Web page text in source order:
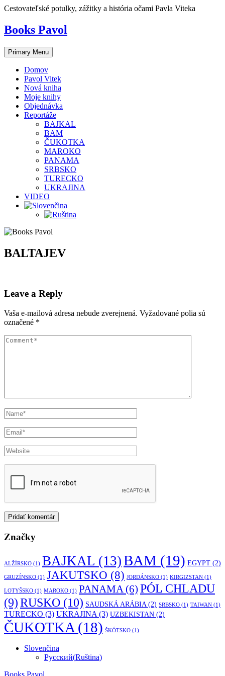
Skip
content
Cestovateľské potulky, zážitky a história očami Pavla Viteka
Books Pavol
Primary Menu
Domov
Pavol Vitek
Nová kniha
Moje knihy
Objednávka
Reportáže
BAJKAL
BAM
ČUKOTKA
MAROKO
PANAMA
SRBSKO
TURECKO
UKRAJINA
VIDEO
BALTAJEV
Leave a Reply
Vaša e-mailová adresa nebude zverejnená. Vyžadované polia sú
označené *
Značky
ALŽÍRSKO (1) BAJKAL (13)BAM (19) EGYPT (2)
GRUZÍNSKO (1) JAKUTSKO (8) JORDÁNSKO (1) KIRGIZSTAN (1)
LOTYŠSKO (1) MAROKO (1) PANAMA (6) PÓL CHLADU
(9)RUSKO (10) SAUDSKÁ ARÁBIA (2) SRBSKO (1) TAIWAN (1)
TURECKO (3) UKRAJINA (3) UZBEKISTAN (2)
ČUKOTKA (18) ŠKÓTSKO (1)
Slovenčina
Русский(Ruština)
Books Pavol